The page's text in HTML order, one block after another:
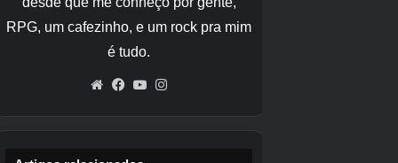
Battles.
Mareep com estatísticas 100%